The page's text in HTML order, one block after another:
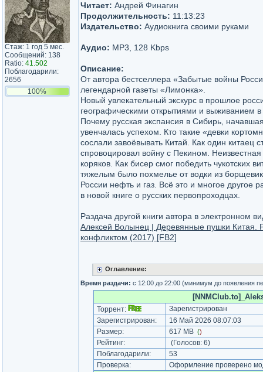
Стаж: 1 год 5 мес.
Сообщений: 138
Ratio: 41.502
Поблагодарили:
2656
100%
Читает: Андрей Финагин
Продолжительность: 11:13:23
Издательство: Аудиокнига своими руками
Аудио: MP3, 128 Kbps
Описание:
От автора бестселлера «Забытые войны
легендарной газеты «Лимонка».
Новый увлекательный экскурс в прошлое
географическими открытиями и выживанием
Почему русская экспансия в Сибирь,
увенчалась успехом. Кто такие «девки
сослали завоёвывать Китай. Как один китаец
спровоцировал войну с Пекином.
коряков. Как бисер смог победить чукотских
тяжелым было похмелье от водки из
России нефть и газ. Всё это и многое другое
в новой книге о русских первопроходцах.
Раздача другой книги автора в электронном
Алексей Волынец | Деревянные пушки Китая.
конфликтом (2017) [FB2]
Оглавление:
Время раздачи: с 12:00 до 22:00 (минимум до появления
Торрент:
Зарегистрирован
Зарегистрирован:
16 Май 2026 08:07:03
Размер:
617 MB ()
Рейтинг: (Голосов: 6)
Поблагодарили:
53
Проверка:
Оформление проверено